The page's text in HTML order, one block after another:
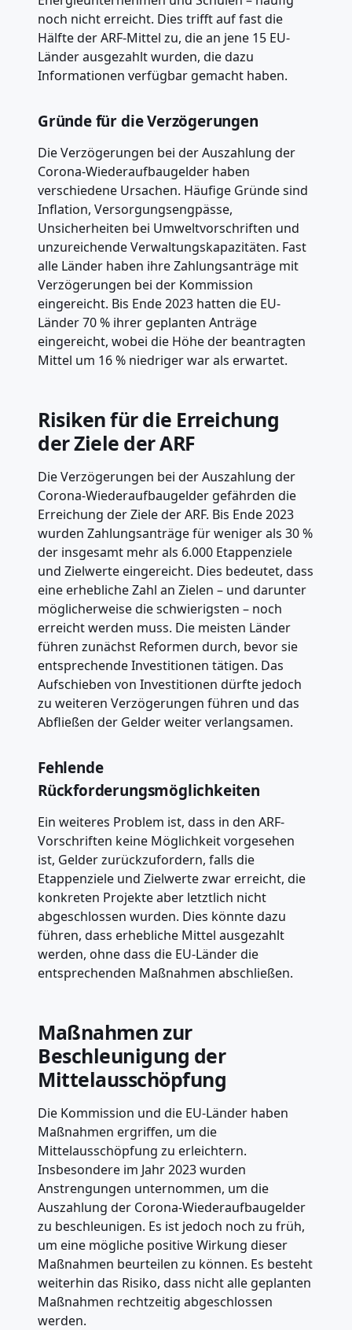
noch nicht erreicht. Dies trifft auf fast die
Hälfte der ARF-Mittel zu, die an jene 15 EU-
Länder ausgezahlt wurden, die dazu
Informationen verfügbar gemacht haben.
Gründe für die Verzögerungen
Die Verzögerungen bei der Auszahlung der
Corona-Wiederaufbaugelder haben
verschiedene Ursachen. Häufige Gründe sind
Inflation, Versorgungsengpässe,
Unsicherheiten bei Umweltvorschriften und
unzureichende Verwaltungskapazitäten. Fast
alle Länder haben ihre Zahlungsanträge mit
Verzögerungen bei der Kommission
eingereicht. Bis Ende 2023 hatten die EU-
Länder 70 % ihrer geplanten Anträge
eingereicht, wobei die Höhe der beantragten
Mittel um 16 % niedriger war als erwartet.
Risiken für die Erreichung
der Ziele der ARF
Die Verzögerungen bei der Auszahlung der
Corona-Wiederaufbaugelder gefährden die
Erreichung der Ziele der ARF. Bis Ende 2023
wurden Zahlungsanträge für weniger als 30 %
der insgesamt mehr als 6.000 Etappenziele
und Zielwerte eingereicht. Dies bedeutet, dass
eine erhebliche Zahl an Zielen – und darunter
möglicherweise die schwierigsten – noch
erreicht werden muss. Die meisten Länder
führen zunächst Reformen durch, bevor sie
entsprechende Investitionen tätigen. Das
Aufschieben von Investitionen dürfte jedoch
zu weiteren Verzögerungen führen und das
Abfließen der Gelder weiter verlangsamen.
Fehlende
Rückforderungsmöglichkeiten
Ein weiteres Problem ist, dass in den ARF-
Vorschriften keine Möglichkeit vorgesehen
ist, Gelder zurückzufordern, falls die
Etappenziele und Zielwerte zwar erreicht, die
konkreten Projekte aber letztlich nicht
abgeschlossen wurden. Dies könnte dazu
führen, dass erhebliche Mittel ausgezahlt
werden, ohne dass die EU-Länder die
entsprechenden Maßnahmen abschließen.
Maßnahmen zur
Beschleunigung der
Mittelausschöpfung
Die Kommission und die EU-Länder haben
Maßnahmen ergriffen, um die
Mittelausschöpfung zu erleichtern.
Insbesondere im Jahr 2023 wurden
Anstrengungen unternommen, um die
Auszahlung der Corona-Wiederaufbaugelder
zu beschleunigen. Es ist jedoch noch zu früh,
um eine mögliche positive Wirkung dieser
Maßnahmen beurteilen zu können. Es besteht
weiterhin das Risiko, dass nicht alle geplanten
Maßnahmen rechtzeitig abgeschlossen
werden.